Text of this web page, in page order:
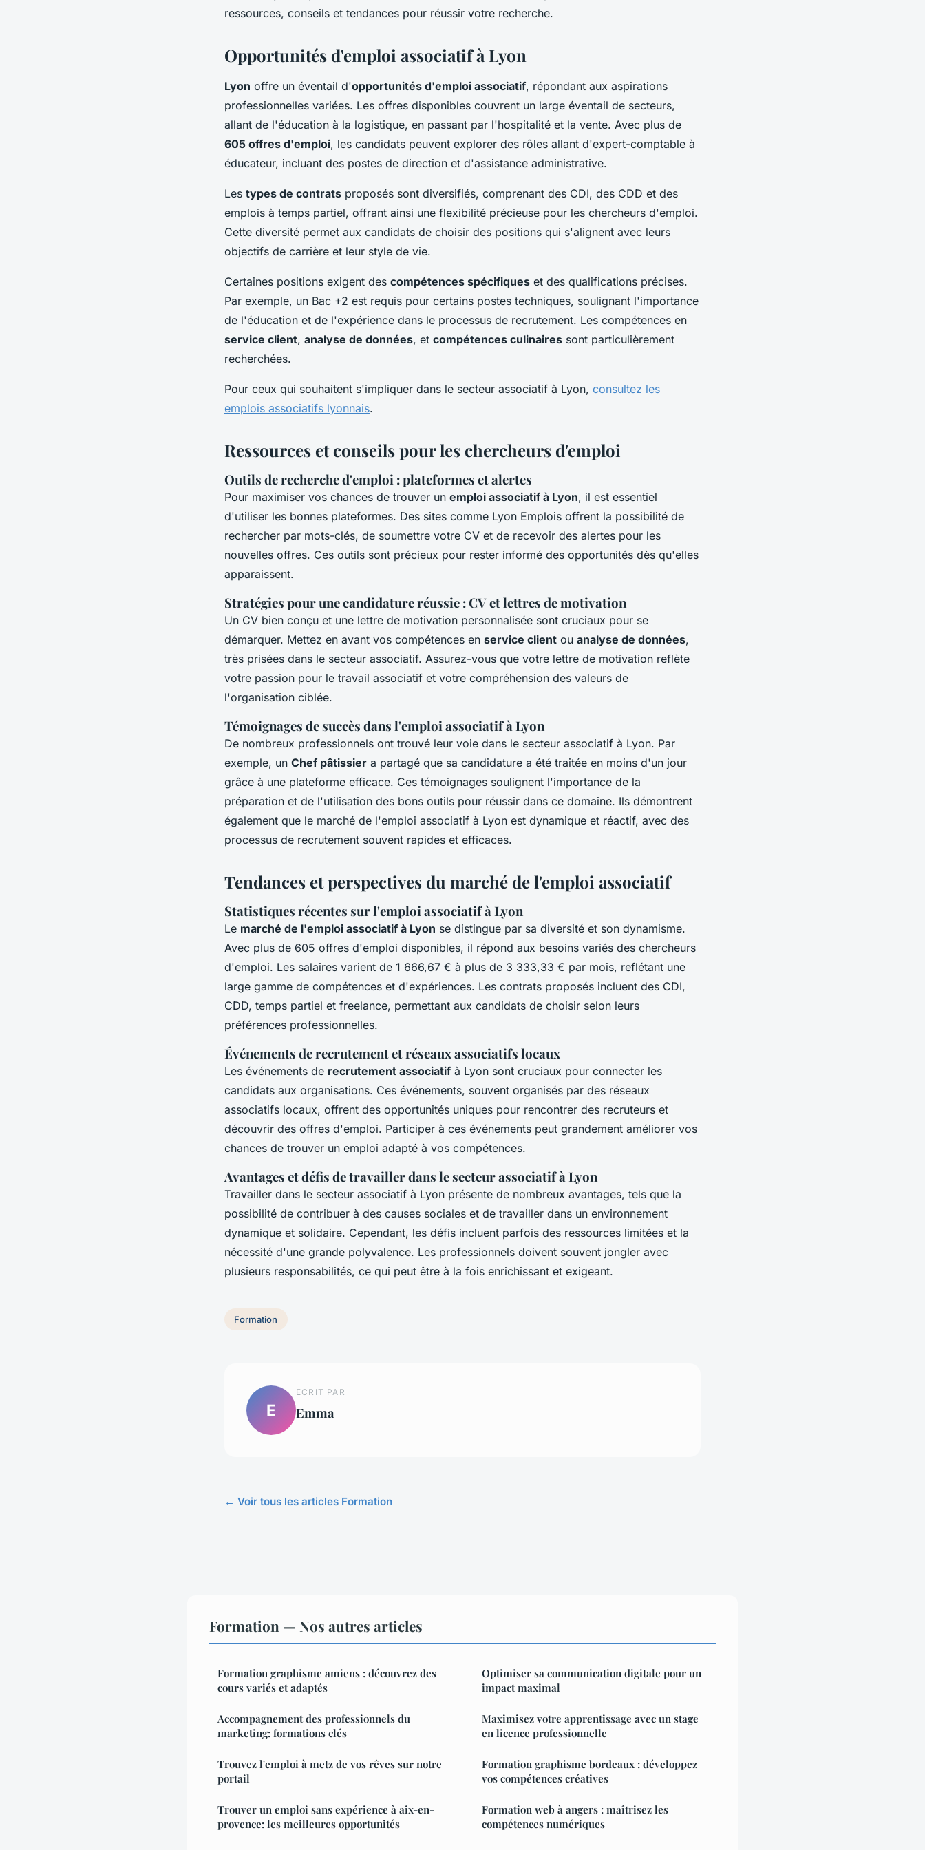
ressources, conseils et tendances pour réussir votre recherche.
Opportunités d'emploi associatif à Lyon
Lyon offre un éventail d'opportunités d'emploi associatif, répondant aux aspirations
professionnelles variées. Les offres disponibles couvrent un large éventail de secteurs,
allant de l'éducation à la logistique, en passant par l'hospitalité et la vente. Avec plus de
605 offres d'emploi, les candidats peuvent explorer des rôles allant d'expert-comptable à
éducateur, incluant des postes de direction et d'assistance administrative.
Les types de contrats proposés sont diversifiés, comprenant des CDI, des CDD et des
emplois à temps partiel, offrant ainsi une flexibilité précieuse pour les chercheurs d'emploi.
Cette diversité permet aux candidats de choisir des positions qui s'alignent avec leurs
objectifs de carrière et leur style de vie.
Certaines positions exigent des compétences spécifiques et des qualifications précises.
Par exemple, un Bac +2 est requis pour certains postes techniques, soulignant l'importance
de l'éducation et de l'expérience dans le processus de recrutement. Les compétences en
service client, analyse de données, et compétences culinaires sont particulièrement
recherchées.
Pour ceux qui souhaitent s'impliquer dans le secteur associatif à Lyon, consultez les
emplois associatifs lyonnais.
Ressources et conseils pour les chercheurs d'emploi
Outils de recherche d'emploi : plateformes et alertes
Pour maximiser vos chances de trouver un emploi associatif à Lyon, il est essentiel
d'utiliser les bonnes plateformes. Des sites comme Lyon Emplois offrent la possibilité de
rechercher par mots-clés, de soumettre votre CV et de recevoir des alertes pour les
nouvelles offres. Ces outils sont précieux pour rester informé des opportunités dès qu'elles
apparaissent.
Stratégies pour une candidature réussie : CV et lettres de motivation
Un CV bien conçu et une lettre de motivation personnalisée sont cruciaux pour se
démarquer. Mettez en avant vos compétences en service client ou analyse de données,
très prisées dans le secteur associatif. Assurez-vous que votre lettre de motivation reflète
votre passion pour le travail associatif et votre compréhension des valeurs de
l'organisation ciblée.
Témoignages de succès dans l'emploi associatif à Lyon
De nombreux professionnels ont trouvé leur voie dans le secteur associatif à Lyon. Par
exemple, un Chef pâtissier a partagé que sa candidature a été traitée en moins d'un jour
grâce à une plateforme efficace. Ces témoignages soulignent l'importance de la
préparation et de l'utilisation des bons outils pour réussir dans ce domaine. Ils démontrent
également que le marché de l'emploi associatif à Lyon est dynamique et réactif, avec des
processus de recrutement souvent rapides et efficaces.
Tendances et perspectives du marché de l'emploi associatif
Statistiques récentes sur l'emploi associatif à Lyon
Le marché de l'emploi associatif à Lyon se distingue par sa diversité et son dynamisme.
Avec plus de 605 offres d'emploi disponibles, il répond aux besoins variés des chercheurs
d'emploi. Les salaires varient de 1 666,67 € à plus de 3 333,33 € par mois, reflétant une
large gamme de compétences et d'expériences. Les contrats proposés incluent des CDI,
CDD, temps partiel et freelance, permettant aux candidats de choisir selon leurs
préférences professionnelles.
Événements de recrutement et réseaux associatifs locaux
Les événements de recrutement associatif à Lyon sont cruciaux pour connecter les
candidats aux organisations. Ces événements, souvent organisés par des réseaux
associatifs locaux, offrent des opportunités uniques pour rencontrer des recruteurs et
découvrir des offres d'emploi. Participer à ces événements peut grandement améliorer vos
chances de trouver un emploi adapté à vos compétences.
Avantages et défis de travailler dans le secteur associatif à Lyon
Travailler dans le secteur associatif à Lyon présente de nombreux avantages, tels que la
possibilité de contribuer à des causes sociales et de travailler dans un environnement
dynamique et solidaire. Cependant, les défis incluent parfois des ressources limitées et la
nécessité d'une grande polyvalence. Les professionnels doivent souvent jongler avec
plusieurs responsabilités, ce qui peut être à la fois enrichissant et exigeant.
Formation
E
ECRIT PAR
Emma
← Voir tous les articles Formation
Formation — Nos autres articles
Formation graphisme amiens : découvrez des
cours variés et adaptés
Accompagnement des professionnels du
marketing: formations clés
Trouvez l'emploi à metz de vos rêves sur notre
portail
Trouver un emploi sans expérience à aix-en-
provence: les meilleures opportunités
Optimiser sa communication digitale pour un
impact maximal
Maximisez votre apprentissage avec un stage
en licence professionnelle
Formation graphisme bordeaux : développez
vos compétences créatives
Formation web à angers : maîtrisez les
compétences numériques